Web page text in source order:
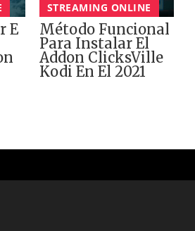
E
STREAMING ONLINE
Método Funcional
Para Instalar El
Addon ClicksVille
Kodi En El 2021